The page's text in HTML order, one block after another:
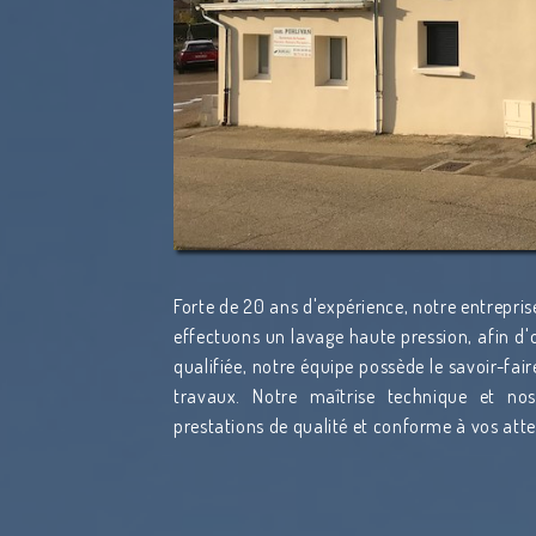
Forte de 20 ans d'expérience, notre
effectuons un lavage haute pression, afin
qualifiée, notre équipe possède le savoir-
travaux. Notre maîtrise technique et
prestations de qualité et conforme à vos